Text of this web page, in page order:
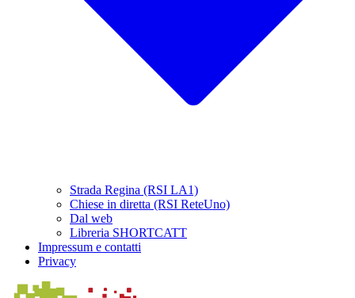
Strada Regina (RSI LA1)
Chiese in diretta (RSI ReteUno)
Dal web
Libreria SHORTCATT
Impressum e contatti
Privacy